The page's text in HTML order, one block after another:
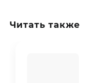
Читать также